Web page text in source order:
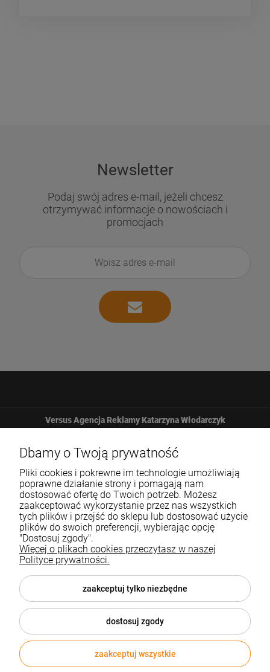
Newsletter
Podaj swój adres e-mail, jeżeli chcesz
otrzymywać informacje o nowościach i
promocjach
Versus Agencja Reklamy Katarzyna Włodarczyk
Żbicka 161
32-065 Krzeszowice
12 307 25 82
Pomoc
Blog
O nas
Dbamy o Twoją prywatność
Pliki cookies i pokrewne im technologie umożliwiają
poprawne działanie strony i pomagają nam
dostosować ofertę do Twoich potrzeb. Możesz
zaakceptować wykorzystanie przez nas wszystkich
tych plików i przejść do sklepu lub dostosować użycie
plików do swoich preferencji, wybierając opcję
"Dostosuj zgody".
Więcej o plikach cookies przeczytasz w naszej
Polityce prywatności.
zaakceptuj tylko niezbędne
dostosuj zgody
zaakceptuj wszystkie